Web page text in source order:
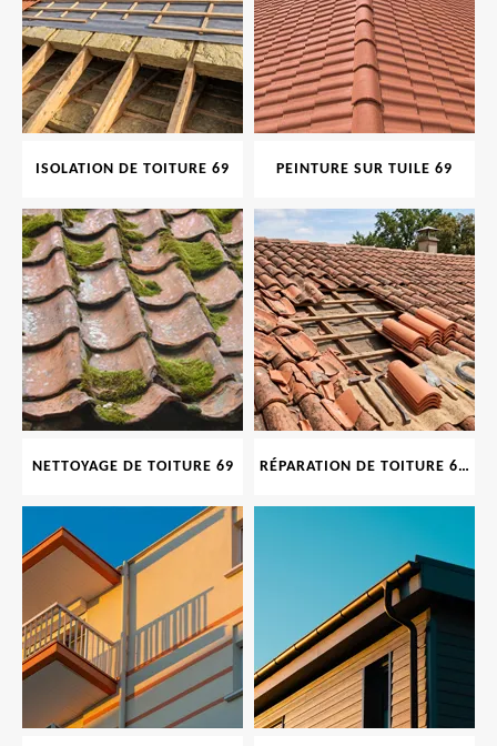
ISOLATION DE TOITURE 69 PEINTURE SUR TUILE 69
NETTOYAGE DE TOITURE 69 RÉPARATION DE TOITURE 69 RHONE, TUILES CASSÉES OU ABIMÉES